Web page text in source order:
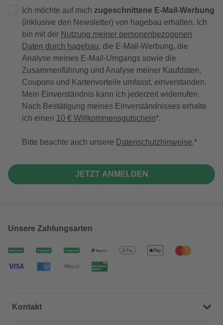
Ich möchte auf mich zugeschnittene E-Mail-Werbung
(inklusive den Newsletter) von hagebau erhalten. Ich
bin mit der Nutzung meiner personenbezogenen
Daten durch hagebau, die E-Mail-Werbung, die
Analyse meines E-Mail-Umgangs sowie die
Zusammenführung und Analyse meiner Kaufdaten,
Coupons und Kartenvorteile umfasst, einverstanden.
Mein Einverständnis kann ich jederzeit widerrufen.
Nach Bestätigung meines Einverständnisses erhalte
ich einen 10 € Willkommensgutschein*.
Bitte beachte auch unsere Datenschutzhinweise.
JETZT ANMELDEN
Unsere Zahlungsarten
Kontakt